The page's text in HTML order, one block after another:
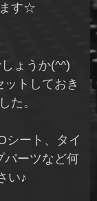
す☆
ょうか(^^)
トしておき
た。
シート、タイ
パーツなど何
い♪